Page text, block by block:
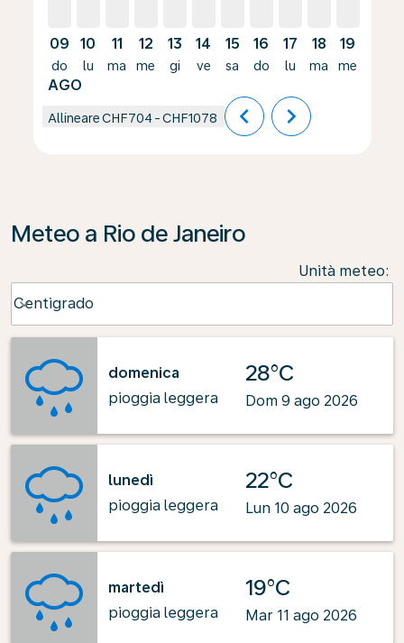
09
do
AGO
10
lu
11
ma
12
me
13
gi
14
ve
15
sa
16
do
17
lu
18
ma
19
me
AllineareCHF704 -CHF1078 chevron_left chevron_right
Meteo a Rio de Janeiro
Unità meteo:
Centigrado
keyboard_arrow_down
domenica
pioggia leggera
28°C
Dom 9 ago 2026
lunedì
pioggia leggera
22°C
Lun 10 ago 2026
martedì
pioggia leggera
19°C
Mar 11 ago 2026